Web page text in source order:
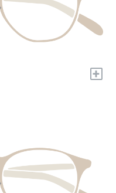
+